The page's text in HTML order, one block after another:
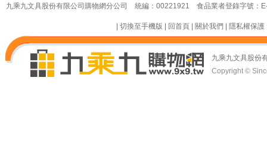
九乘九文具股份有限公司購物網分公司 統編：00221921 食品業者登錄字號
切換至手機版 回首頁| 關於我們 隱私權保護
九乘九文具股份
Copyright ©